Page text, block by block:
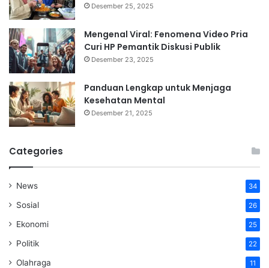
Desember 25, 2025
Mengenal Viral: Fenomena Video Pria
Curi HP Pemantik Diskusi Publik
Desember 23, 2025
Panduan Lengkap untuk Menjaga
Kesehatan Mental
Desember 21, 2025
Categories
News 34
Sosial 26
Ekonomi 25
Politik 22
Olahraga 11